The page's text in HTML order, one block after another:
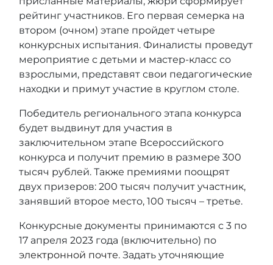
рейтинг участников. Его первая семерка на
втором (очном) этапе пройдет четыре
конкурсных испытания. Финалисты проведут
мероприятие с детьми и мастер-класс со
взрослыми, представят свои педагогические
находки и примут участие в круглом столе.
Победитель регионального этапа конкурса
будет выдвинут для участия в
заключительном этапе Всероссийского
конкурса и получит премию в размере 300
тысяч рублей. Также премиями поощрят
двух призеров: 200 тысяч получит участник,
занявший второе место, 100 тысяч – третье.
Конкурсные документы принимаются с 3 по
17 апреля 2023 года (включительно) по
электронной почте. Задать уточняющие